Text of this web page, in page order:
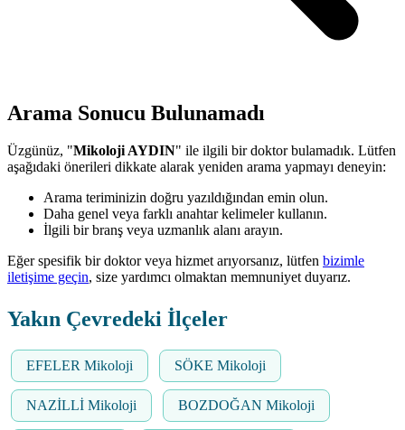
Arama Sonucu Bulunamadı
Üzgünüz, "Mikoloji AYDIN" ile ilgili bir doktor bulamadık. Lütfen
aşağıdaki önerileri dikkate alarak yeniden arama yapmayı deneyin:
Arama teriminizin doğru yazıldığından emin olun.
Daha genel veya farklı anahtar kelimeler kullanın.
İlgili bir branş veya uzmanlık alanı arayın.
Eğer spesifik bir doktor veya hizmet arıyorsanız, lütfen bizimle
iletişime geçin, size yardımcı olmaktan memnuniyet duyarız.
Yakın Çevredeki İlçeler
EFELER Mikoloji SÖKE Mikoloji
NAZİLLİ Mikoloji BOZDOĞAN Mikoloji